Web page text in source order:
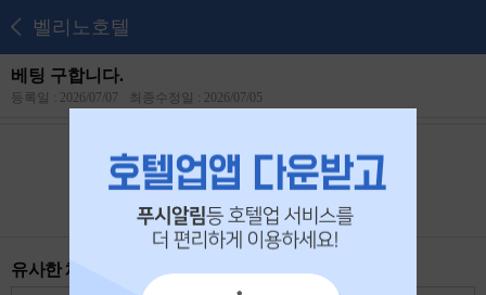
벨리노호텔
베팅 구합니다.
등록일 : 2026/07/07 최종수정일 : 2026/07/05
본 공고는2026년 07월 26일 에 마감되었습니다.
유사한 채용 리스트